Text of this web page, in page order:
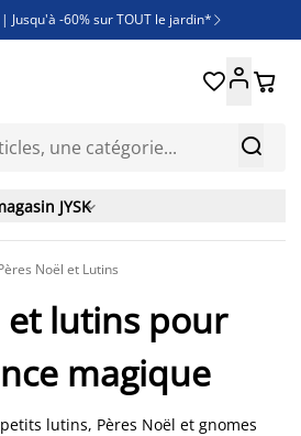
Jusqu'à -60% sur TOUT le jardin* 
sur une sélection literie
nouveautés de la collection

 
JYSK
Noël et Lutins
et lutins pour
magique
lutins, Pères Noël et gnomes